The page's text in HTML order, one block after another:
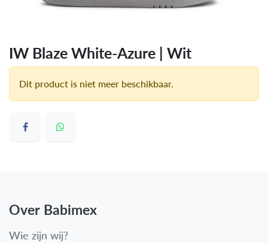
IW Blaze White-Azure | Wit
Dit product is niet meer beschikbaar.
Over Babimex
Wie zijn wij?